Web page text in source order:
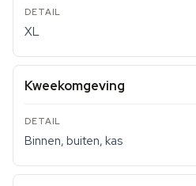
XL
Kweekomgeving
Binnen, buiten, kas